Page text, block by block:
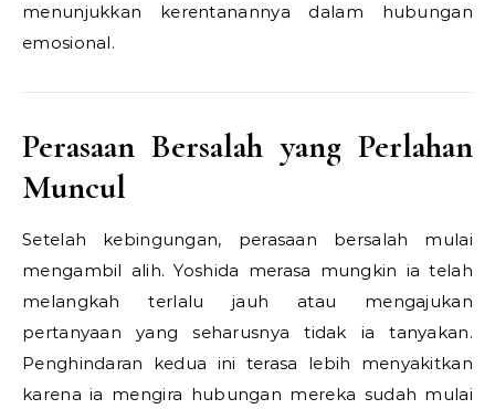
menunjukkan kerentanannya dalam hubungan
emosional.
Perasaan Bersalah yang Perlahan
Muncul
Setelah kebingungan, perasaan bersalah mulai
mengambil alih. Yoshida merasa mungkin ia telah
melangkah terlalu jauh atau mengajukan
pertanyaan yang seharusnya tidak ia tanyakan.
Penghindaran kedua ini terasa lebih menyakitkan
karena ia mengira hubungan mereka sudah mulai